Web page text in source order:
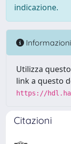
indicazione.
Informazioni
Utilizza
link a questo
https://
Citazioni